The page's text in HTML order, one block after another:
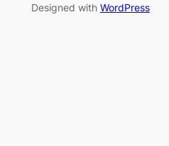
Designed with WordPress